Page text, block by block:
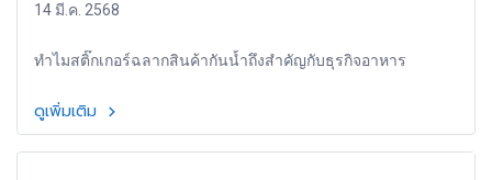
14 มี.ค. 2568
ทำไมสติ๊กเกอร์ฉลากสินค้ากันน้ำถึงสำคัญกับธุรกิจอาหาร
ดูเพิ่มเติม